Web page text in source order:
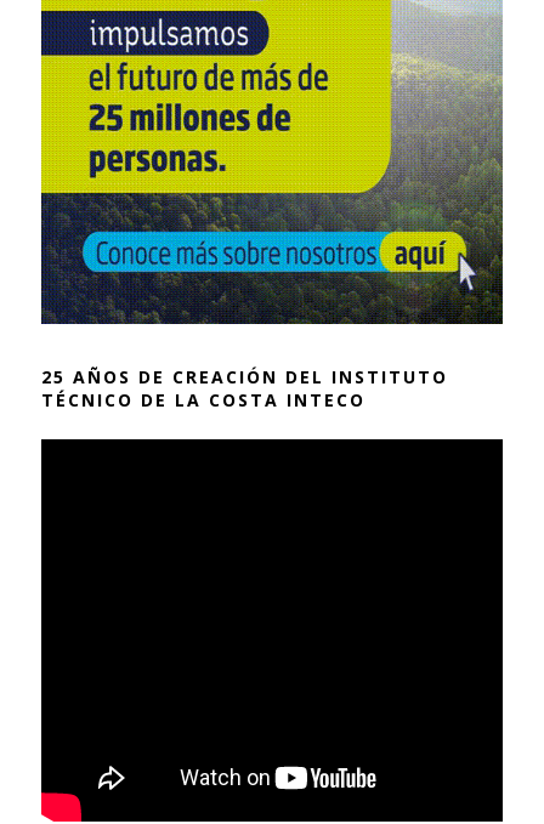
25 AÑOS DE CREACIÓN DEL INSTITUTO
TÉCNICO DE LA COSTA INTECO